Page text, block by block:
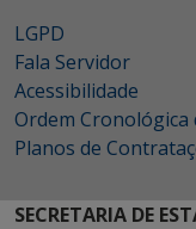
LGPD
Fala Servidor
Acessibilidade
Ordem Cronológica
Planos de
SECRETARIA DE